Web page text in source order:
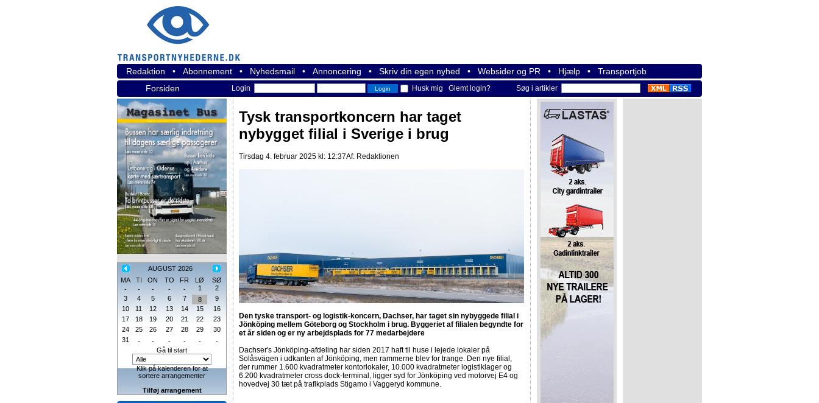
Redaktion • Abonnement • Nyhedsmail • Annoncering • Skriv din egen nyhed • Websider og PR • Hjælp • Transportjob
Forsiden
Login Husk mig Glemt login? Søg i artikler
AUGUST 2026
MA
TI ON TO FR LØ
SØ
-
- - - - 1
2
3
4 5 6 7 8
9
10
11 12 13 14 15
16
17
18 19 20 21 22
23
24
25 26 27 28 29
30
31
- - - - -
-
Gå til start
Klik på kalenderen for at
sortere arrangementer
Tilføj arrangement
Tysk transportkoncern har taget
nybygget filial i Sverige i brug
Tirsdag 4. februar 2025 kl: 12:37Af: Redaktionen
Den tyske transport- og logistik-koncern, Dachser, har taget sin nybyggede filial i
Jönköping mellem Göteborg og Stockholm i brug. Byggeriet af filialen begyndte for
et år siden og er ny arbejdsplads for 77 medarbejdere
Dachser's Jönköping-afdeling har siden 2017 haft til huse i lejede lokaler på
Solåsvägen i udkanten af Jönköping, men rammerne blev for trange. Den nye filial,
der rummer 1.600 kvadratmeter kontorlokaler, 10.000 kvadratmeter logistiklager og
6.200 kvadratmeter cross dock-terminal, ligger syd for Jönköping ved motorvej E4 og
hovedvej 30 tæt på trafikplads Stigamo i Vaggeryd kommune.